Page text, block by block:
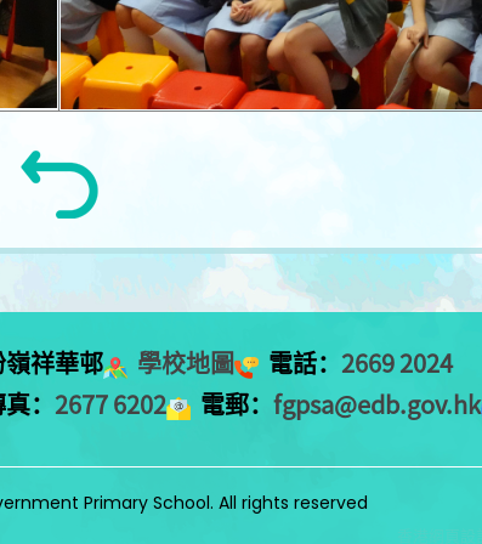
祥華邨 學校地圖 電話： 2669 2024
： 2677 6202 電郵： fgpsa@edb.gov.hk
Primary School. All rights reserved